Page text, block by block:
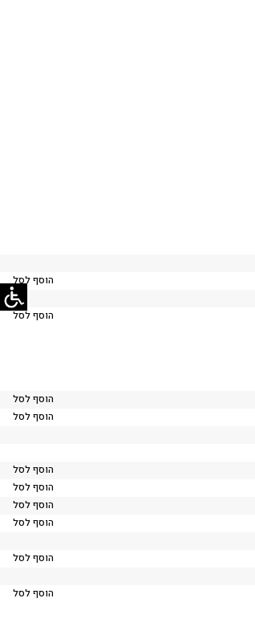
הוסף לסל
הוסף לסל
הוסף לסל
הוסף לסל
הוסף לסל
הוסף לסל
הוסף לסל
הוסף לסל
הוסף לסל
הוסף לסל